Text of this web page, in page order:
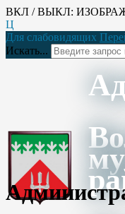
ВКЛ / ВЫКЛ:
Ц
Для слабовидящих
Искать...